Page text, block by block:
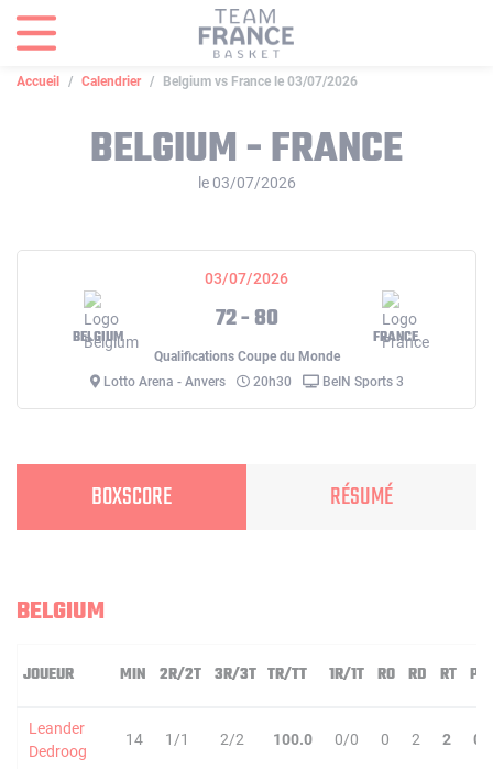
Accueil Calendrier Belgium vs France le 03/07/2026
BELGIUM - FRANCE
le 03/07/2026
03/07/2026
BELGIUM
72 - 80
FRANCE
Qualifications Coupe du Monde
Lotto Arena - Anvers
20h30 BeIN Sports 3
BOXSCORE RÉSUMÉ
BELGIUM
JOUEUR MIN 2R/2T 3R/3T TR/TT 1R/1T RO RD RT PD
Leander
Dedroog
14 1/1 2/2 100.0 0/0 0 2 2 0
Panneau de gestion des cookies